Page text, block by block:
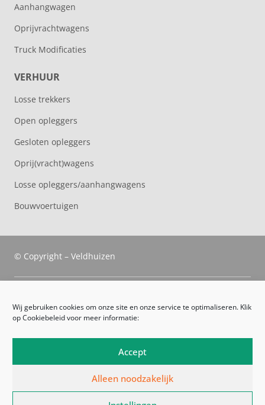
Wij gebruiken cookies om onze site en onze service te optimaliseren. Klik
op Cookiebeleid voor meer informatie:
Accept
Alleen noodzakelijk
Aanhangwagen
Oprijvrachtwagens
Truck Modificaties
VERHUUR
Losse trekkers
Open opleggers
Gesloten opleggers
Oprij(vracht)wagens
Losse opleggers/aanhangwagens
Bouwvoertuigen
© Copyright – Veldhuizen
Route
Algemene voorwaarden